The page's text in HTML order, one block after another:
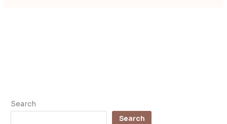
Search
Search